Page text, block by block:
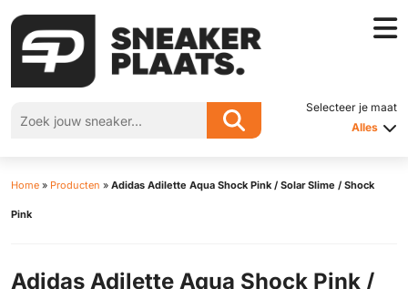
Selecteer je maat
Alles
Home » Producten » Adidas Adilette Aqua Shock Pink / Solar Slime / Shock
Pink
Adidas Adilette Aqua Shock Pink /